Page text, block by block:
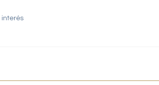
interés